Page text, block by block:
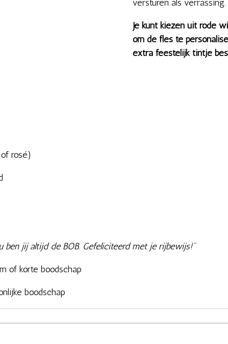
versturen als verrassing.
Je kunt kiezen uit rode
om de fles te
extra feestelijk tintje
rosé)
ben jij altijd de BOB. Gefeliciteerd met je rijbewijs!"
of korte boodschap
boodschap